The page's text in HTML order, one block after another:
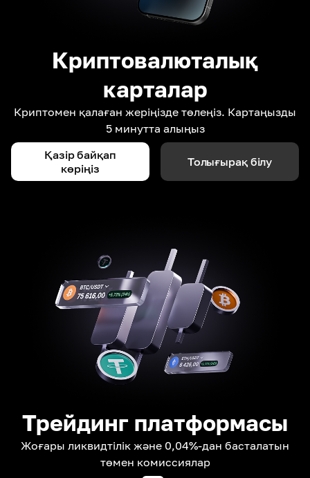
Криптовалюталық
карталар
Криптомен қалаған жеріңізде төлеңіз. Картаңызды
5 минутта алыңыз
Қазір байқап
көріңіз
Толығырақ білу
Трейдинг платформасы
Жоғары ликвидтілік және 0,04%-дан басталатын
төмен комиссиялар